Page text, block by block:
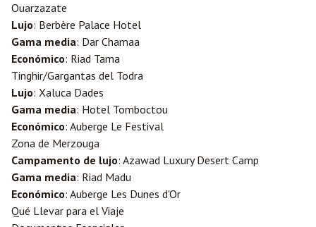
Ouarzazate
Lujo: Berbère Palace Hotel
Gama media: Dar Chamaa
Económico: Riad Tama
Tinghir/Gargantas del Todra
Lujo: Xaluca Dades
Gama media: Hotel Tomboctou
Económico: Auberge Le Festival
Zona de Merzouga
Campamento de lujo: Azawad Luxury Desert Camp
Gama media: Riad Madu
Económico: Auberge Les Dunes d'Or
Qué Llevar para el Viaje